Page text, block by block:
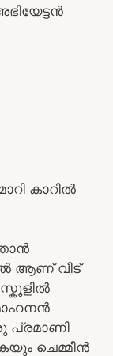
കാറിൽ
ആണ് വീട്
പ്രമാണി
ചെമ്മീൻ